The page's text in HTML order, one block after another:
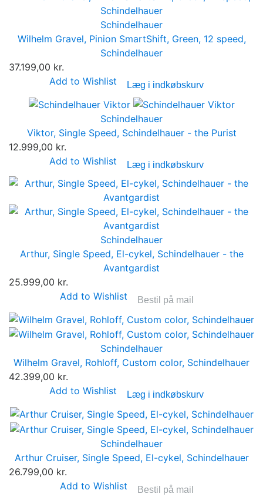
Schindelhauer
Wilhelm Gravel, Pinion SmartShift, Green, 12 speed,
Schindelhauer
37.199,00 kr.
Add to Wishlist
Læg i indkøbskurv
Schindelhauer
Viktor, Single Speed, Schindelhauer - the Purist
12.999,00 kr.
Add to Wishlist
Læg i indkøbskurv
Schindelhauer
Arthur, Single Speed, El-cykel, Schindelhauer - the
Avantgardist
25.999,00 kr.
Add to Wishlist
Bestil på mail
Schindelhauer
Wilhelm Gravel, Rohloff, Custom color, Schindelhauer
42.399,00 kr.
Add to Wishlist
Læg i indkøbskurv
Schindelhauer
Arthur Cruiser, Single Speed, El-cykel, Schindelhauer
26.799,00 kr.
Add to Wishlist
Bestil på mail